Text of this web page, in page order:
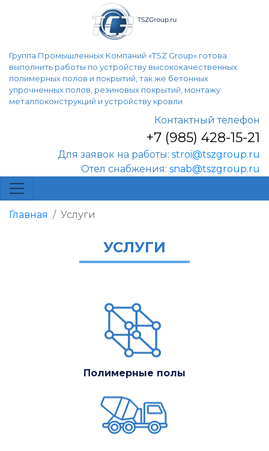
Группа Промышленных Компаний «TSZ Group» готова
выполнить работы по устройству высококачественных
полимерных полов и покрытий, так же бетонных
упрочненных полов, резиновых покрытий, монтажу
металлоконструкций и устройству кровли
Контактный телефон
+7 (985) 428-15-21
Для заявок на работы: stroi@tszgroup.ru
Отел снабжения: snab@tszgroup.ru
Главная Услуги
УСЛУГИ
Полимерные полы